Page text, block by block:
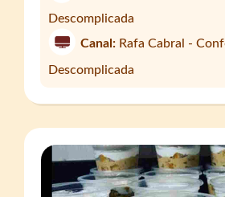
Descomplicada
Canal: Rafa Cabral -
Descomplicada